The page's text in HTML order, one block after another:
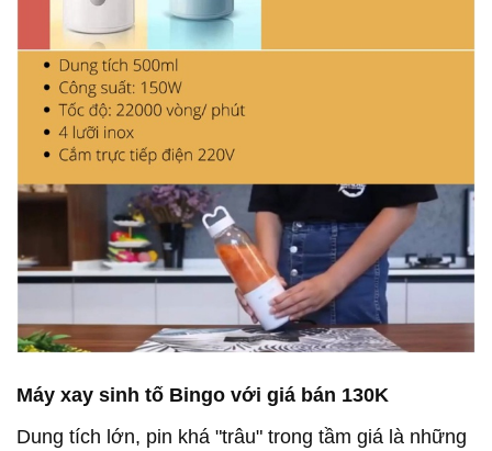
Máy xay sinh tố Bingo với giá bán 130K
Dung tích lớn, pin khá "trâu" trong tầm giá là những